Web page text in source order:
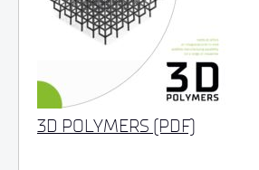
3D POLYMERS (PDF)